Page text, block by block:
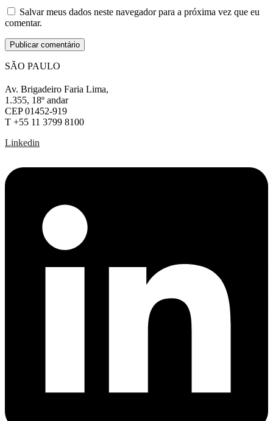
Salvar meus dados neste navegador para a próxima vez que eu
comentar.
SÃO PAULO
Av. Brigadeiro Faria Lima,
1.355, 18º andar
CEP 01452-919
T +55 11 3799 8100
Linkedin